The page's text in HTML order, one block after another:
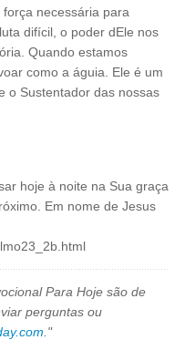
necessária para
difícil, o poder dEle nos
Quando estamos
como a águia. Ele é um
o Sustentador das nossas
hoje à noite na Sua graça
Em nome de Jesus
Para Hoje são de
perguntas ou
."